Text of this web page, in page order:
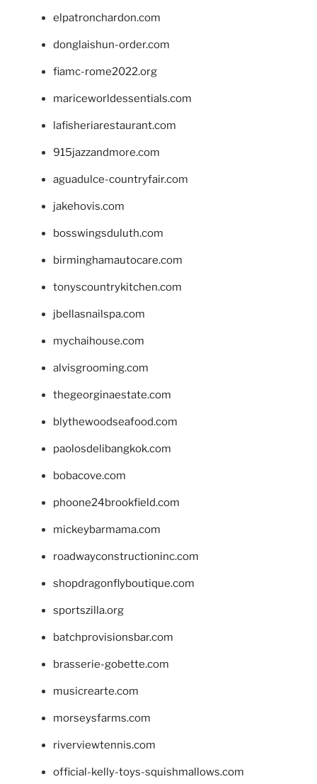
elpatronchardon.com
donglaishun-order.com
fiamc-rome2022.org
mariceworldessentials.com
lafisheriarestaurant.com
915jazzandmore.com
aguadulce-countryfair.com
jakehovis.com
bosswingsduluth.com
birminghamautocare.com
tonyscountrykitchen.com
jbellasnailspa.com
mychaihouse.com
alvisgrooming.com
thegeorginaestate.com
blythewoodseafood.com
paolosdelibangkok.com
bobacove.com
phoone24brookfield.com
mickeybarmama.com
roadwayconstructioninc.com
shopdragonflyboutique.com
sportszilla.org
batchprovisionsbar.com
brasserie-gobette.com
musicrearte.com
morseysfarms.com
riverviewtennis.com
official-kelly-toys-squishmallows.com